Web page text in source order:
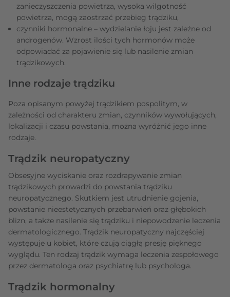
zanieczyszczenia powietrza, wysoka wilgotność
powietrza, mogą zaostrzać przebieg trądziku,
czynniki hormonalne – wydzielanie łoju jest zależne od
androgenów. Wzrost ilości tych hormonów może
odpowiadać za pojawienie się lub nasilenie zmian
trądzikowych.
Inne rodzaje trądziku
Poza opisanym powyżej trądzikiem pospolitym, w
zależności od charakteru zmian, czynników wywołujących,
lokalizacji i czasu powstania, można wyróżnić jego inne
rodzaje.
Trądzik neuropatyczny
Obsesyjne wyciskanie oraz rozdrapywanie zmian
trądzikowych prowadzi do powstania trądziku
neuropatycznego. Skutkiem jest utrudnienie gojenia,
powstanie nieestetycznych przebarwień oraz głębokich
blizn, a także nasilenie się trądziku i niepowodzenie leczenia
dermatologicznego. Trądzik neuropatyczny najczęściej
występuje u kobiet, które czują ciągłą presję pięknego
wyglądu. Ten rodzaj trądzik wymaga leczenia zespołowego
przez dermatologa oraz psychiatrę lub psychologa.
Trądzik hormonalny